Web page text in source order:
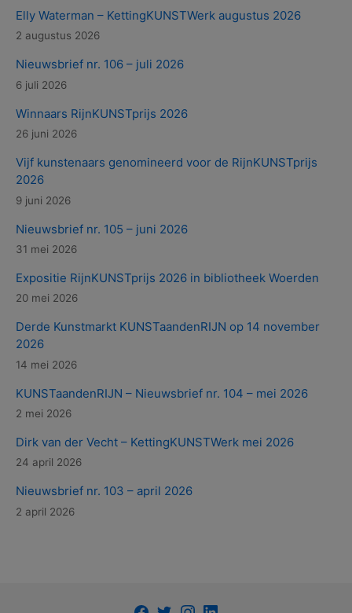
Elly Waterman – KettingKUNSTWerk augustus 2026
2 augustus 2026
Nieuwsbrief nr. 106 – juli 2026
6 juli 2026
Winnaars RijnKUNSTprijs 2026
26 juni 2026
Vijf kunstenaars genomineerd voor de RijnKUNSTprijs
2026
9 juni 2026
Nieuwsbrief nr. 105 – juni 2026
31 mei 2026
Expositie RijnKUNSTprijs 2026 in bibliotheek Woerden
20 mei 2026
Derde Kunstmarkt KUNSTaandenRIJN op 14 november
2026
14 mei 2026
KUNSTaandenRIJN – Nieuwsbrief nr. 104 – mei 2026
2 mei 2026
Dirk van der Vecht – KettingKUNSTWerk mei 2026
24 april 2026
Nieuwsbrief nr. 103 – april 2026
2 april 2026